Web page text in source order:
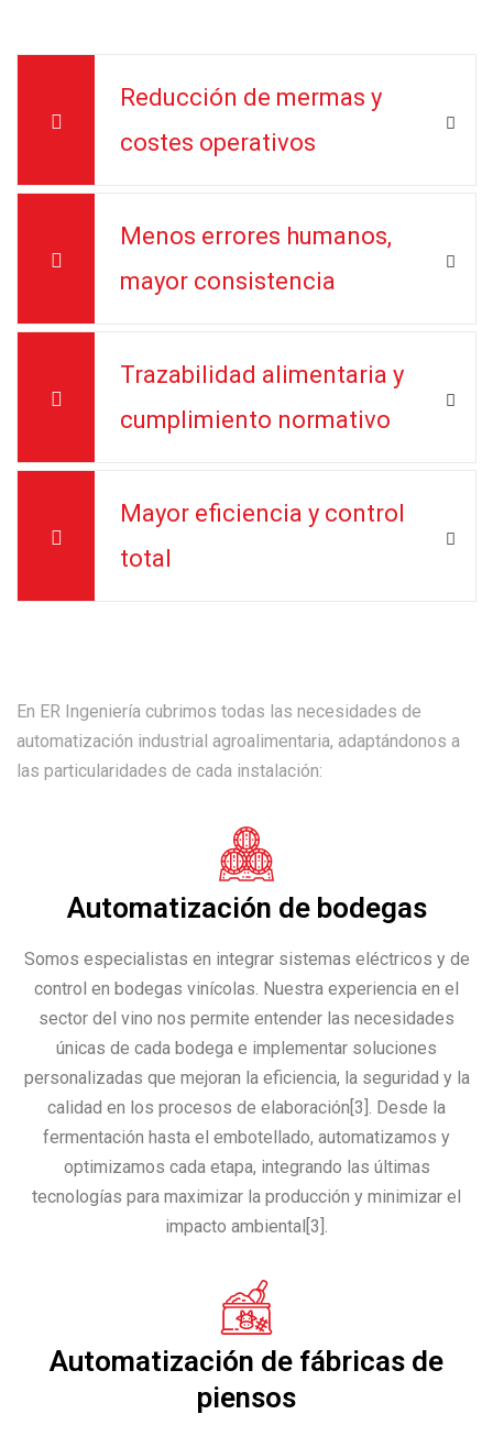
Reducción de mermas y
costes operativos
Menos errores humanos,
mayor consistencia
Trazabilidad alimentaria y
cumplimiento normativo
Mayor eficiencia y control
total
En ER Ingeniería cubrimos todas las necesidades de
automatización industrial agroalimentaria, adaptándonos a
las particularidades de cada instalación:
Automatización de bodegas
Somos especialistas en integrar sistemas eléctricos y de
control en bodegas vinícolas. Nuestra experiencia en el
sector del vino nos permite entender las necesidades
únicas de cada bodega e implementar soluciones
personalizadas que mejoran la eficiencia, la seguridad y la
calidad en los procesos de elaboración[3]. Desde la
fermentación hasta el embotellado, automatizamos y
optimizamos cada etapa, integrando las últimas
tecnologías para maximizar la producción y minimizar el
impacto ambiental[3].
Automatización de fábricas de
piensos